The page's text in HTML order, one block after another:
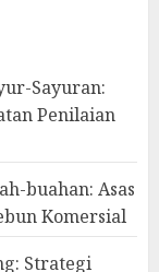
Sayuran:
Penilaian
buahan: Asas
Komersial
Strategi